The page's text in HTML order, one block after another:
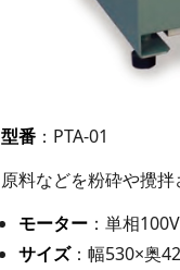
型番 ：PTA-01
原料などを粉砕や攪拌
モーター ：単相
サイズ：幅530×奥